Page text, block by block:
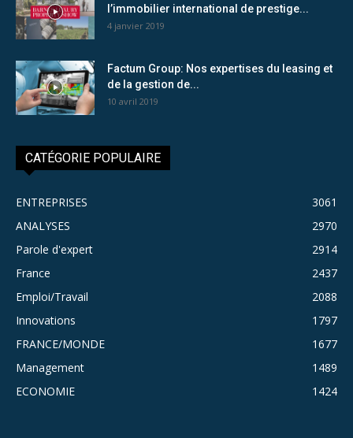
l’immobilier international de prestige...
4 janvier 2019
Factum Group: Nos expertises du leasing et
de la gestion de...
10 avril 2019
CATÉGORIE POPULAIRE
ENTREPRISES
3061
ANALYSES
2970
Parole d'expert
2914
France
2437
Emploi/Travail
2088
Innovations
1797
FRANCE/MONDE
1677
Management
1489
ECONOMIE
1424